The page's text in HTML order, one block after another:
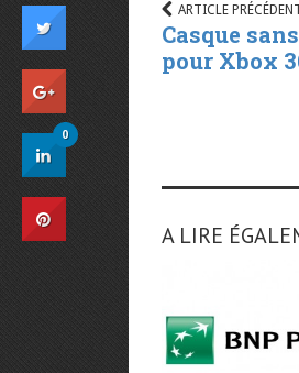
ARTICLE
Casque
pour Xbox
A LIRE
0